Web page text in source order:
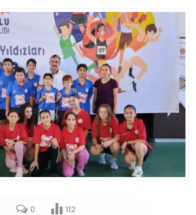
0 112